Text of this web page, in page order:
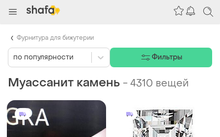
Муассанит камень -4310 вещей
по популярности Фильтры
Фурнитура для бижутерии